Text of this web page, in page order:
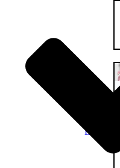
Esaurito